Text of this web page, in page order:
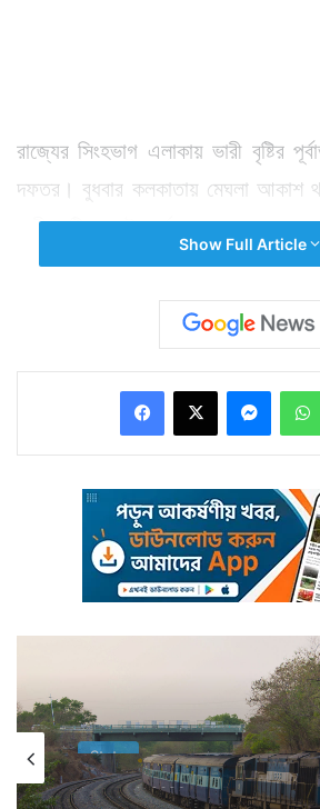
রাজ্যের সিংহভাগ এলাকায় ভারী বৃষ্টির
দফতর। বুধবার কলকাতায় মেঘলা আকাশ
ভারী বৃষ্টি বলেই পূর্বাভাস। সামনের ২
রয়েছে।
এদিকে বুধবার পুরুলিয়া, বাঁকুড়া,
অতি ভারী বৃষ্টি ও বজ্র বিদ্যুৎ সহ
পূর্বাভাস।
বজ্র বিদ্যুৎ সহ বৃষ্টির সম্ভাবনা রয়েছে
Show Full Article
State
August 4, 2026
পশ্চিমবঙ্গের বড় প্রাপ্তি, ৩ দেশকে জুড়বে